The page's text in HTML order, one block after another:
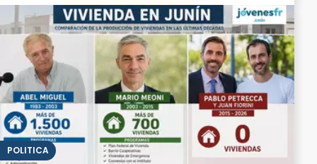
POLITICA